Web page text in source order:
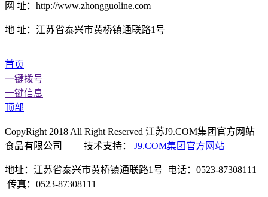
网 址：http://www.zhongguoline.com
地 址：江苏省泰兴市黄桥镇通联路1号
首页
一键拨号
一键信息
顶部
CopyRight 2018 All Right Reserved 江苏J9.COM集团官方网站
食品有限公司 技术支持： J9.COM集团官方网站
地址：江苏省泰兴市黄桥镇通联路1号 电话：0523-87308111
传真：0523-87308111